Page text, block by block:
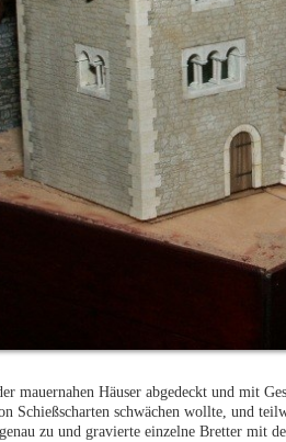
mauernahen Häuser abgedeckt und mit
Schießscharten schwächen wollte, und
zu und gravierte einzelne Bretter mit